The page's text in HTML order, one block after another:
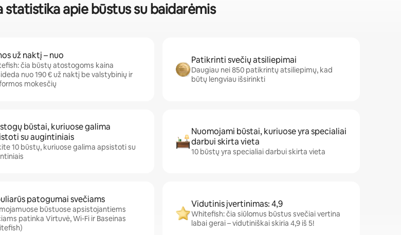
apie būstus su baidarėmis
už naktį – nuo
čia būstų atostogoms kaina
nuo 190 € už naktį be valstybinių ir
mokesčių
Patikrinti svečių atsiliepimai
Daugiau nei 850 patikrintų atsiliepimų, kad
būtų lengviau išsirinkti
būstai, kuriuose galima
su augintiniais
10 būstų, kuriuose galima apsistoti su
Nuomojami būstai, kuriuose yra specialiai
darbui skirta vieta
10 būstų yra specialiai darbui skirta vieta
patogumai svečiams
būstuose apsistojantiems
patinka Virtuvė, Wi-Fi ir Baseinas
Vidutinis įvertinimas: 4,9
Whitefish: čia siūlomus būstus svečiai vertina
labai gerai – vidutiniškai skiria 4,9 iš 5!